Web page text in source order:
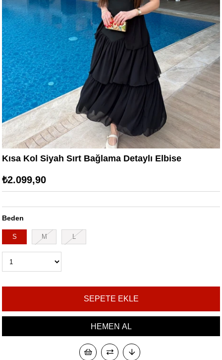
Kısa Kol Siyah Sırt Bağlama Detaylı Elbise
₺2.099,90
Beden
S M L